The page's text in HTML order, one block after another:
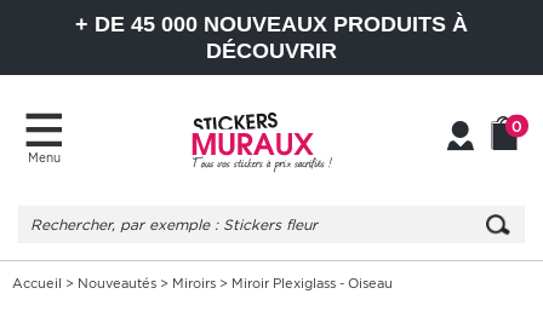
+ DE 45 000 NOUVEAUX PRODUITS À
DÉCOUVRIR
Menu
0
Accueil > Nouveautés > Miroirs > Miroir Plexiglass - Oiseau